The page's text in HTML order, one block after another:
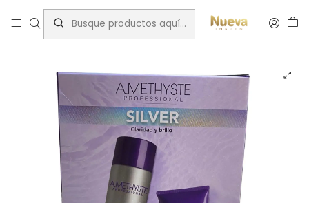
Inicio Matizadores Anti-Amarillos
KIT AMETHYSTE SHAMPO + MASK SILVER 250ML